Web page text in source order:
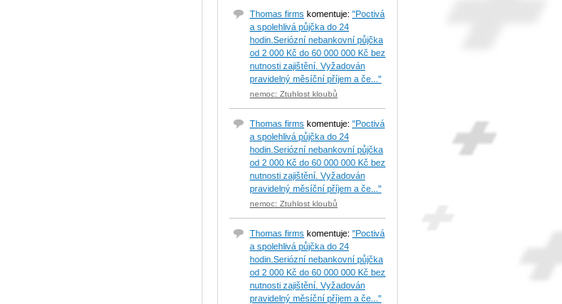
Thomas firms komentuje: "Poctivá
a spolehlivá půjčka do 24
hodin.Seriózní nebankovní půjčka
od 2 000 Kč do 60 000 000 Kč bez
nutnosti zajištění. Vyžadován
pravidelný měsíční příjem a če..."
nemoc: Ztuhlost kloubů
Thomas firms komentuje: "Poctivá
a spolehlivá půjčka do 24
hodin.Seriózní nebankovní půjčka
od 2 000 Kč do 60 000 000 Kč bez
nutnosti zajištění. Vyžadován
pravidelný měsíční příjem a če..."
nemoc: Ztuhlost kloubů
Thomas firms komentuje: "Poctivá
a spolehlivá půjčka do 24
hodin.Seriózní nebankovní půjčka
od 2 000 Kč do 60 000 000 Kč bez
nutnosti zajištění. Vyžadován
pravidelný měsíční příjem a če..."